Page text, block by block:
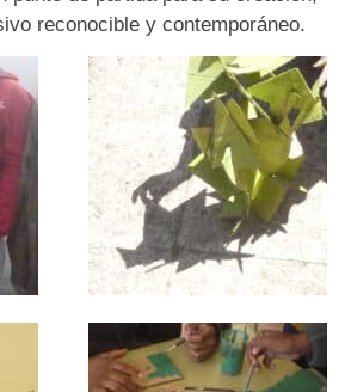
reconocible y contemporáneo.